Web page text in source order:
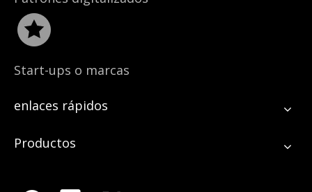
Start-ups o marcas
enlaces rápidos
Productos